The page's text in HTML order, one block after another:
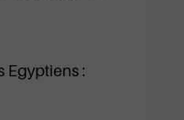
Egyptiens :